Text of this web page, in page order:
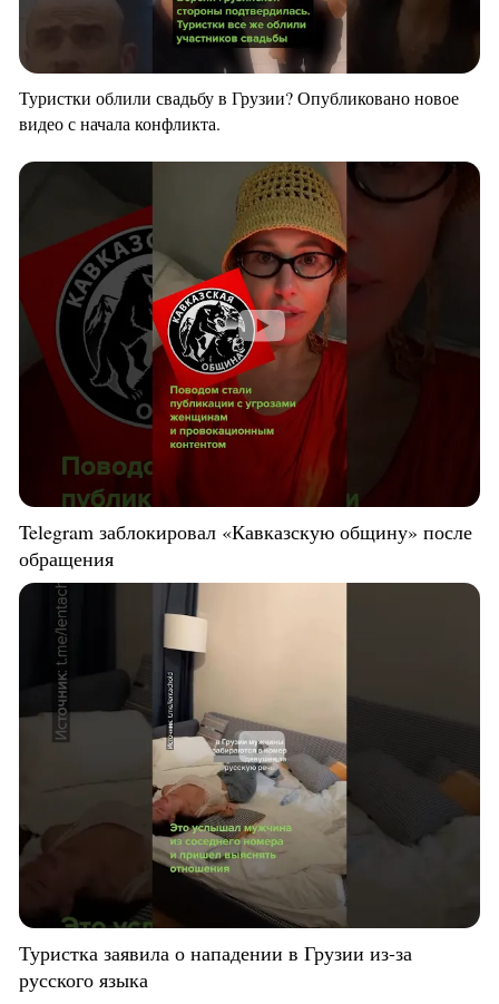
Туристки облили свадьбу в Грузии? Опубликовано новое
видео с начала конфликта.
Telegram заблокировал «Кавказскую общину» после
обращения
Туристка заявила о нападении в Грузии из-за
русского языка